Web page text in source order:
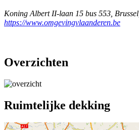
Koning Albert II-laan 15 bus 553 Brussel
https://www.omgevingvlaanderen.be
Overzichten
Ruimtelijke dekking